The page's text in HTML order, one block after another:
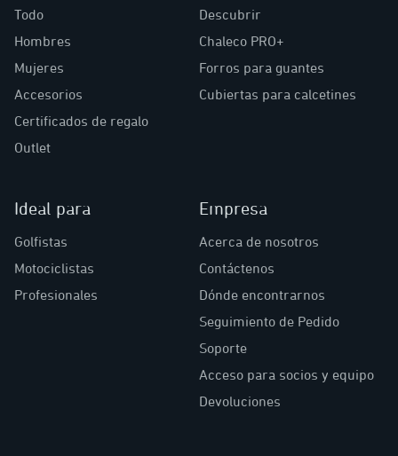
Todo
Hombres
Mujeres
Accesorios
Certificados de regalo
Outlet
Descubrir
Chaleco PRO+
Forros para guantes
Cubiertas para calcetines
Ideal para
Golfistas
Motociclistas
Profesionales
Empresa
Acerca de nosotros
Contáctenos
Dónde encontrarnos
Seguimiento de Pedido
Soporte
Acceso para socios y equipo
Devoluciones